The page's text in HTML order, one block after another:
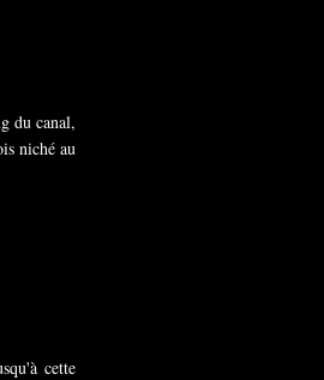
du canal,
niché au
cette